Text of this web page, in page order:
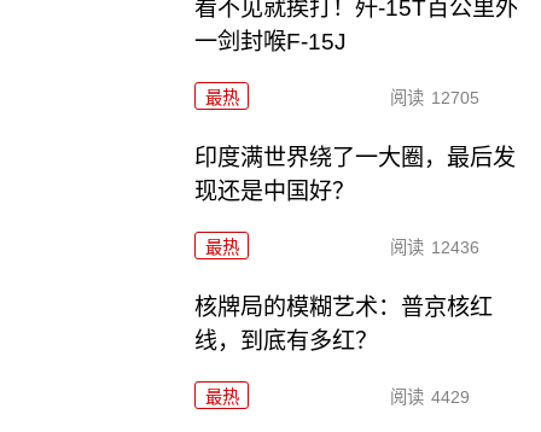
看不见就挨打！歼-15T百公里外
一剑封喉F-15J
最热 阅读 12705
印度满世界绕了一大圈，最后发
现还是中国好？
最热 阅读 12436
核牌局的模糊艺术：普京核红
线，到底有多红？
最热 阅读 4429